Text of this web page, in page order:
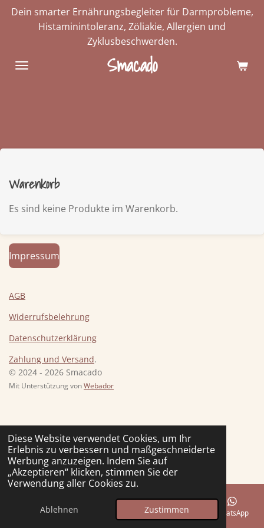
Diese Website verwendet Cookies, um Ihr
Erlebnis zu verbessern und maßgeschneiderte
Werbung anzuzeigen. Indem Sie auf
„Akzeptieren“ klicken, stimmen Sie der
Verwendung aller Cookies zu.
Ablehnen Zustimmen
Zum
Hauptinhalt
Smacado
Dein smarter Ernährungsbegleiter für Darmprobleme,
Histaminintoleranz, Zöliakie, Allergien und
Zyklusbeschwerden.
Warenkorb
Es sind keine Produkte im Warenkorb.
Impressum
AGB
Widerrufsbelehrung
Datenschutzerklärung
Zahlung und Versand.
© 2024 - 2026 Smacado
Mit Unterstützung von Webador
E-Mail Telefon Instagram WhatsApp